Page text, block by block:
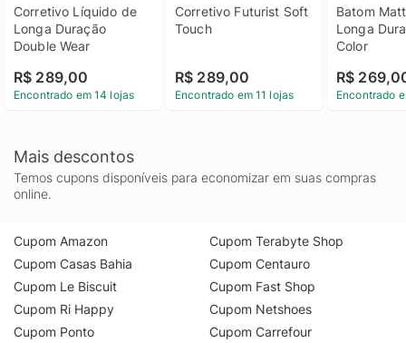
Corretivo Líquido de
Longa Duração
Double Wear
R$ 289,00
Encontrado em 14 lojas
Corretivo Futurist Soft
Touch
R$ 289,00
Encontrado em 11 lojas
Batom
Longa
Color
R$
Encontrado
Mais descontos
Temos cupons disponíveis para economizar em suas compras
online.
Cupom Amazon
Cupom Casas Bahia
Cupom Le Biscuit
Cupom Ri Happy
Cupom Ponto
Cupom Terabyte Shop
Cupom Centauro
Cupom Fast Shop
Cupom Netshoes
Cupom Carrefour